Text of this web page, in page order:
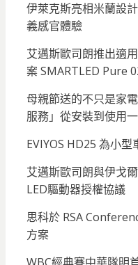
伊萊克斯亮相米蘭設
義感官體驗
艾邁斯歐司朗推出適
案 SMARTLED Pure
母親節送的不只是家
服務」從安裝到使用
EVIYOS HD25 為小
艾邁斯歐司朗與伊戈
LED驅動器授權協議
思科於 RSA
方案